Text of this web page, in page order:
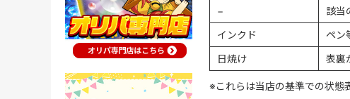
−
該当
インクド
ペン
日焼け
表裏
※これらは当店の基準での状態